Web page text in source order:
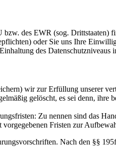
des EWR (sog.
oder Sie uns Ihre
des Datenschutzniveaus
wir zur Erfüllung unserer
gelöscht, es sei denn,
Zu nennen sind das
Fristen zur
Nach den §§